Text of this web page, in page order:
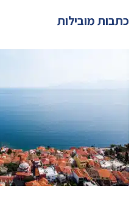
כתבות מובילות